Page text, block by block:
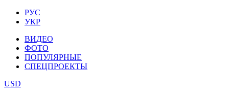
РУС
УКР
ВИДЕО
ФОТО
ПОПУЛЯРНЫЕ
СПЕЦПРОЕКТЫ
USD